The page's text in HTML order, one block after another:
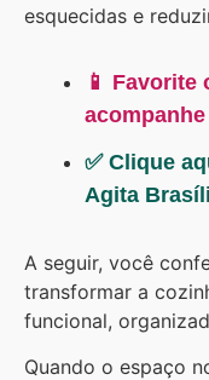
esquecidas e
📱 Favorite
✅ Clique
Agita
A seguir, você
transformar a
funcional,
Quando o espaço